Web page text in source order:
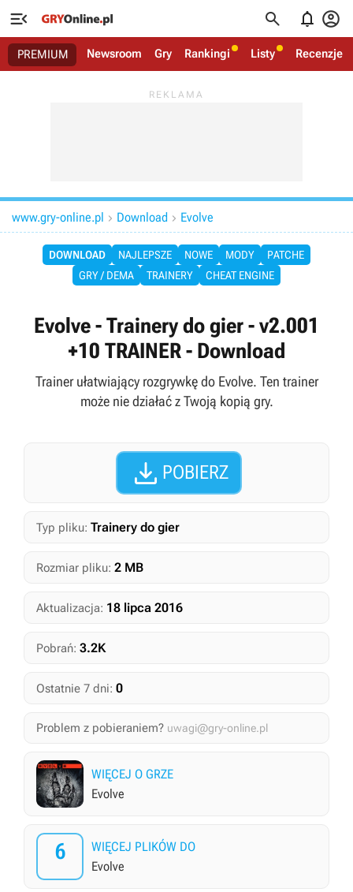
   
PREMIUM Newsroom Gry Rankingi Listy Recenzje
www.gry-online.pl  Download  Evolve
DOWNLOAD NAJLEPSZE NOWE MODY
PATCHE
GRY / DEMA
TRAINERY CHEAT ENGINE
Evolve - Trainery do gier - v2.001
+10 TRAINER - Download
Trainer ułatwiający rozgrywkę do Evolve. Ten trainer
może nie działać z Twoją kopią gry.
 POBIERZ
Typ pliku: Trainery do gier
Rozmiar pliku: 2 MB
Aktualizacja: 18 lipca 2016
Pobrań: 3.2K
Ostatnie 7 dni: 0
Problem z pobieraniem? uwagi@gry-online.pl
WIĘCEJ O GRZE
Evolve
6
WIĘCEJ PLIKÓW DO
Evolve